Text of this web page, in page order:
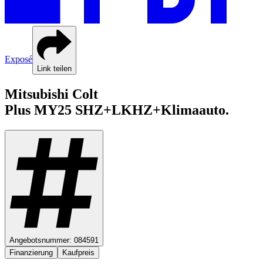
Exposé
Link teilen
Mitsubishi Colt
Plus MY25 SHZ+LKHZ+Klimaauto.
Angebotsnummer: 084591
Finanzierung
Kaufpreis